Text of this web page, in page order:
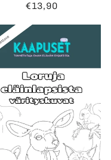
€13,90